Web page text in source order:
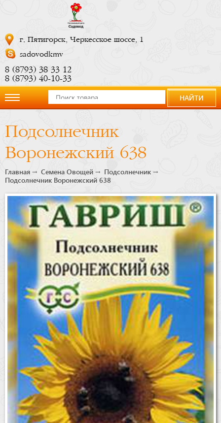
г. Пятигорск, Черкесское шоссе, 1
sadovodkmv
8 (8793) 38 33 12
8 (8793) 40-10-33
компании
Новости
сейчас
Бренды
Доставка
Оптовикам
НАЙТИ
Подсолнечник
Воронежский 638
Главная Семена Овощей
Подсолнечник
Подсолнечник Воронежский 638